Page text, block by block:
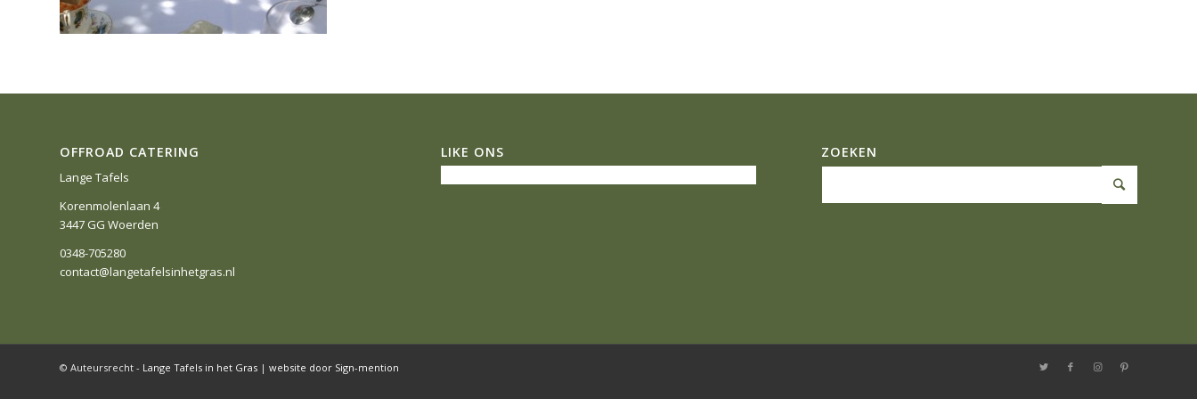
OFFROAD CATERING
Lange Tafels
Korenmolenlaan 4
3447 GG Woerden
0348-705280
contact@langetafelsinhetgras.nl
LIKE ONS ZOEKEN
© Auteursrecht - Lange Tafels in het Gras | website door Sign-mention